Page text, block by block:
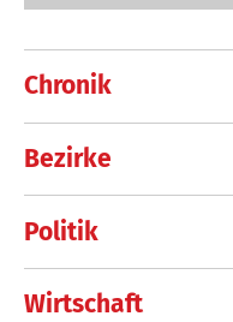
Chronik
Bezirke
Politik
Wirtschaft